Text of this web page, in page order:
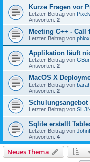
Kurze Fragen vor
Letzter Beitrag von
Antworten: 2
Meeting C++ - Call
Letzter Beitrag von
Applikation läuft
Letzter Beitrag von
Antworten: 2
MacOS X
Letzter Beitrag von
Antworten: 2
Letzter Beitrag von
Sqlite erstellt
Letzter Beitrag von
Antworten: 4
Neues Thema